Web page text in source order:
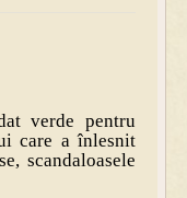
verde pentru
care a înlesnit
scandaloasele